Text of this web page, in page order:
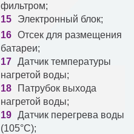
фильтром;
Электронный блок;
Отсек для размещения
батареи;
Датчик температуры
нагретой воды;
Патрубок выхода
нагретой воды;
Датчик перегрева воды
(105°С);